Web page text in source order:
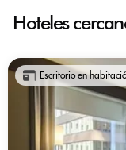
Hoteles
Escritorio en